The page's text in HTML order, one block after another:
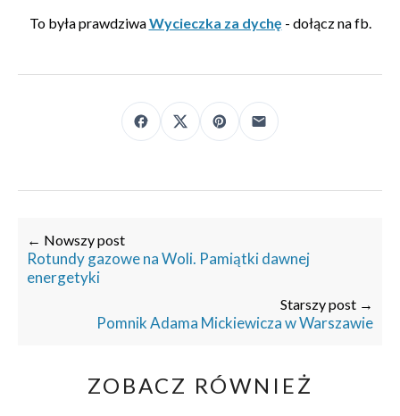
To była prawdziwaWycieczka za dychę - dołącz na fb.
← Nowszy post
Rotundy gazowe na Woli. Pamiątki dawnej
energetyki
Starszy post →
Pomnik Adama Mickiewicza w Warszawie
ZOBACZ RÓWNIEŻ